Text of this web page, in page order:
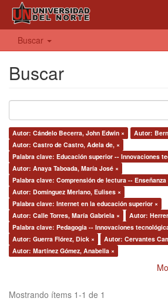
Buscar
Buscar
Autor: Cándelo Becerra, John Edwin ×
Autor:
Autor: Castro de Castro, Adela de, ×
Palabra clave: Educación superior -- Innovaciones
Autor: Anaya Taboada, María José ×
Palabra clave: Comprensión de lectura --
Autor: Domínguez Merlano, Eulises ×
Palabra clave: Internet en la educación superior ×
Autor: Calle Torres, María Gabriela ×
Autor:
Palabra clave: Pedagogía -- Innovaciones
Autor: Guerra Flórez, Dick ×
Autor: Cervantes
Autor: Martínez Gómez, Anabella ×
Mostrando ítems 1-1 de 1